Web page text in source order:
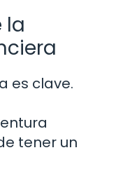
la
es clave.
tener un